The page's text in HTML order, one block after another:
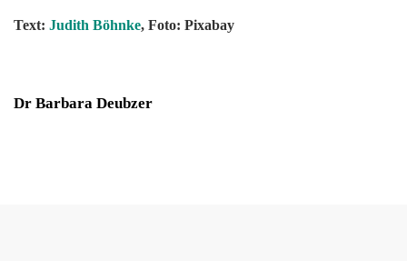
Text: Judith Böhnke, Foto: Pixabay
Dr Barbara Deubzer